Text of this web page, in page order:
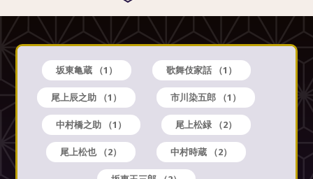
坂東亀蔵 （1） 歌舞伎家話 （1）
尾上辰之助 （1） 市川染五郎 （1）
中村橋之助 （1） 尾上松緑 （2）
尾上松也 （2） 中村時蔵 （2）